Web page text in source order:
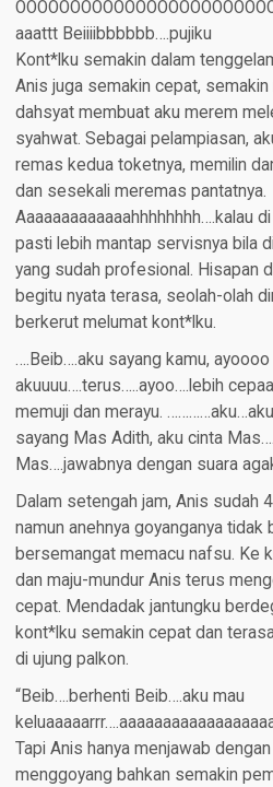
aaattt Beiiiibbbbbb….pujiku
Kont*lku semakin dalam
Anis juga semakin cepat,
dahsyat membuat aku merem
syahwat. Sebagai pelampiasan,
remas kedua toketnya, memilin
dan sesekali meremas pantatnya.
Aaaaaaaaaaaaahhhhhhhh….kalau
pasti lebih mantap servisnya bila
yang sudah profesional. Hisapan
begitu nyata terasa, seolah-olah
berkerut melumat kont*lku.
….Beib….aku sayang kamu,
akuuuu….terus…..ayoo….lebih
memuji dan merayu.
sayang Mas Adith, aku cinta
Mas….jawabnya dengan suara
Dalam setengah jam, Anis sudah
namun anehnya goyanganya tidak
bersemangat memacu nafsu. Ke
dan maju-mundur Anis terus
cepat. Mendadak jantungku
kont*lku semakin cepat dan
di ujung palkon.
“Beib….berhenti Beib….aku mau
Tapi Anis hanya menjawab
menggoyang bahkan semakin